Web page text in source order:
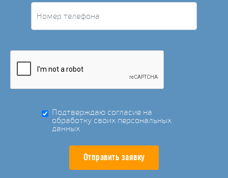
Подтверждаю согласие на
обработку своих персональных
данных
Отправить заявку